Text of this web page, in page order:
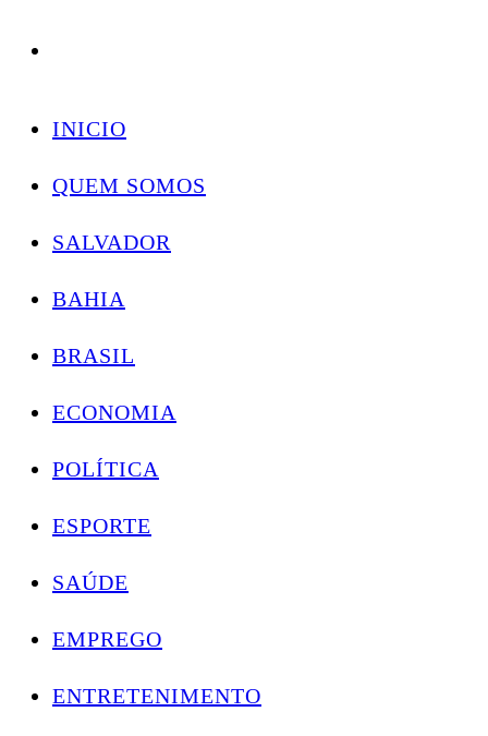
Skip
INICIO
QUEM SOMOS
SALVADOR
BAHIA
BRASIL
ECONOMIA
POLÍTICA
ESPORTE
SAÚDE
EMPREGO
ENTRETENIMENTO